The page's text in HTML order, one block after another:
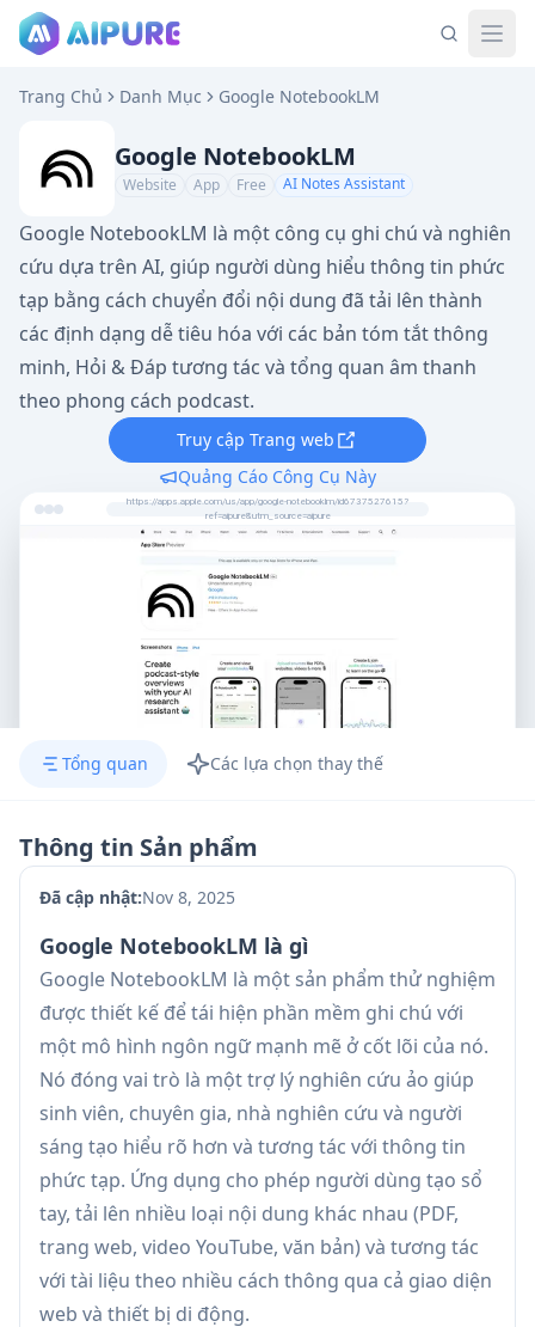
Trang Chủ Danh Mục Google NotebookLM
Google NotebookLM
Website App Free AI Notes Assistant
Google NotebookLM là một công cụ ghi chú và nghiên
cứu dựa trên AI, giúp người dùng hiểu thông tin phức
tạp bằng cách chuyển đổi nội dung đã tải lên thành
các định dạng dễ tiêu hóa với các bản tóm tắt thông
minh, Hỏi & Đáp tương tác và tổng quan âm thanh
theo phong cách podcast.
Truy cập Trang web
Quảng Cáo Công Cụ Này
https://apps.apple.com/us/app/google-notebooklm/id6737527615?
ref=aipure&utm_source=aipure
Tổng quan Các lựa chọn thay thế
Thông tin Sản phẩm
Đã cập nhật:Nov 8, 2025
Google NotebookLM là gì
Google NotebookLM là một sản phẩm thử nghiệm
được thiết kế để tái hiện phần mềm ghi chú với
một mô hình ngôn ngữ mạnh mẽ ở cốt lõi của nó.
Nó đóng vai trò là một trợ lý nghiên cứu ảo giúp
sinh viên, chuyên gia, nhà nghiên cứu và người
sáng tạo hiểu rõ hơn và tương tác với thông tin
phức tạp. Ứng dụng cho phép người dùng tạo sổ
tay, tải lên nhiều loại nội dung khác nhau (PDF,
trang web, video YouTube, văn bản) và tương tác
với tài liệu theo nhiều cách thông qua cả giao diện
web và thiết bị di động.